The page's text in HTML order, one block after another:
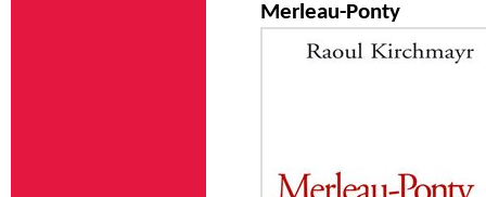
Merleau-Ponty